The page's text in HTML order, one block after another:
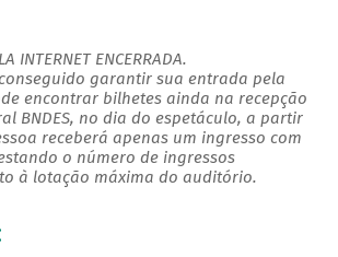
INTERNET ENCERRADA.
garantir sua entrada pela
encontrar bilhetes ainda na recepção
BNDES, no dia do espetáculo, a partir
receberá apenas um ingresso com
o número de ingressos
à lotação máxima do auditório.